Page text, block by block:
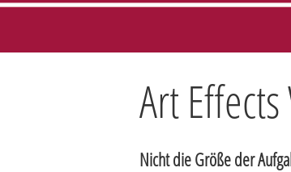
Art
Nicht die Größe der